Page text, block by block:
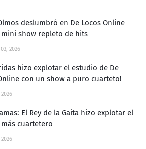
deslumbró en De Locos Online
mini show repleto de hits
2026
hizo explotar el estudio de De
con un show a puro cuarteto!
2026
El Rey de la Gaita hizo explotar el
cuartetero
2026